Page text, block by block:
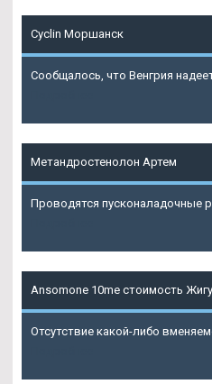
Cyclin Моршанск
Сообщалось, что Венгрия
Метандростенолон Артем
Проводятся пусконаладочные
Ansomone 10me стоимость
Отсутствие какой-либо